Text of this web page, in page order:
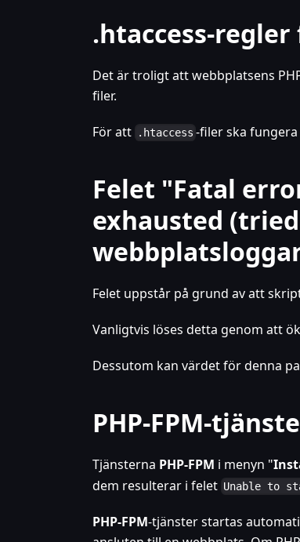
.htaccess-
Det är troligt att webbplatsens
filer.
För att .htaccess -filer ska
Felet "Fatal
exhausted
Felet uppstår på grund av att
Vanligtvis löses detta genom att
Dessutom kan värdet för denna
PHP-FPM-
Tjänsterna PHP-FPM i menyn "
dem resulterar i felet Unable to
PHP-FPM-tjänster startas